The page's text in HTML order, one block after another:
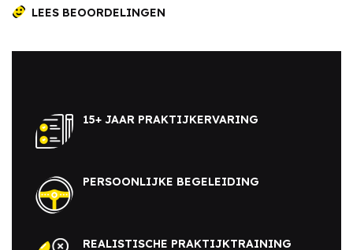
LEES BEOORDELINGEN
15+ JAAR PRAKTIJKERVARING
PERSOONLIJKE BEGELEIDING
REALISTISCHE PRAKTIJKTRAINING